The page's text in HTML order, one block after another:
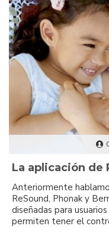
La aplicación de
Anteriormente
ReSound, Phonak y
diseñadas para
permiten tener el